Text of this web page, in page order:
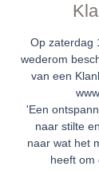
Op zaterdag
wederom
van een
'Een
naar stilte
naar wat het
heeft om